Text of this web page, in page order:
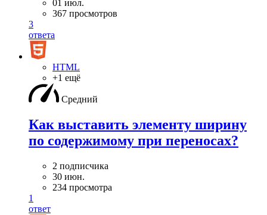
01 июл.
367 просмотров
3
ответа
HTML
+1 ещё
Средний
Как выставить элементу ширину
по содержимому при переносах?
2 подписчика
30 июн.
234 просмотра
1
ответ